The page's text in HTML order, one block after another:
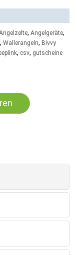
, Angelgeräte,
, Wallerangeln, Bivvy
, csv, gutscheine